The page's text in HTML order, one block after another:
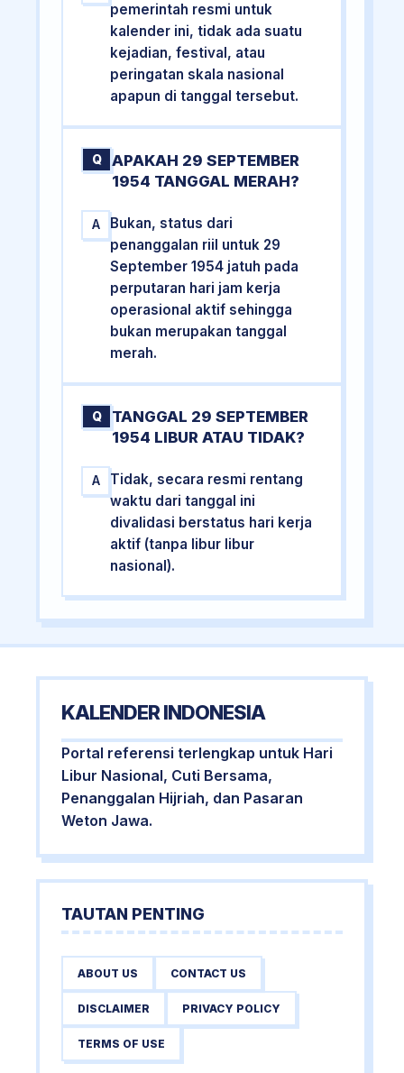
pemerintah resmi untuk
kalender ini, tidak ada suatu
kejadian, festival, atau
peringatan skala nasional
apapun di tanggal tersebut.
Q
APAKAH 29 SEPTEMBER
1954 TANGGAL MERAH?
A
Bukan, status dari
penanggalan riil untuk 29
September 1954 jatuh pada
perputaran hari jam kerja
operasional aktif sehingga
bukan merupakan tanggal
merah.
Q
TANGGAL 29 SEPTEMBER
1954 LIBUR ATAU TIDAK?
A
Tidak, secara resmi rentang
waktu dari tanggal ini
divalidasi berstatus hari kerja
aktif (tanpa libur libur
nasional).
KALENDER INDONESIA
Portal referensi terlengkap untuk Hari
Libur Nasional, Cuti Bersama,
Penanggalan Hijriah, dan Pasaran
Weton Jawa.
TAUTAN PENTING
ABOUT US CONTACT US
DISCLAIMER PRIVACY POLICY
TERMS OF USE